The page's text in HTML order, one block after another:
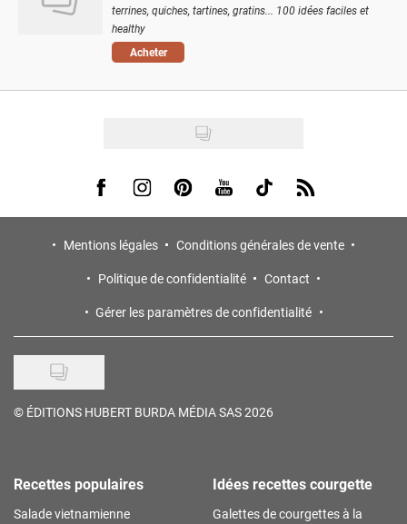
terrines, quiches, tartines, gratins... 100 idées faciles et
healthy
Acheter
Visit us on Facebook
Visit us on Instagram
Visit us on Pinterest
Visit us on Youtube
Visit us on Tiktok
Visit us on Rss
Mentions légales
Conditions générales de vente
Politique de confidentialité
Contact
Gérer les paramètres de confidentialité
© ÉDITIONS HUBERT BURDA MÉDIA SAS 2026
Recettes populaires
Salade vietnamienne
Idées recettes courgette
Galettes de courgettes à la